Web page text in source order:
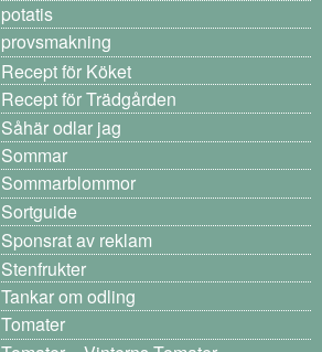
potatis
provsmakning
Recept för Köket
Recept för Trädgården
Såhär odlar jag
Sommar
Sommarblommor
Sortguide
Sponsrat av reklam
Stenfrukter
Tankar om odling
Tomater